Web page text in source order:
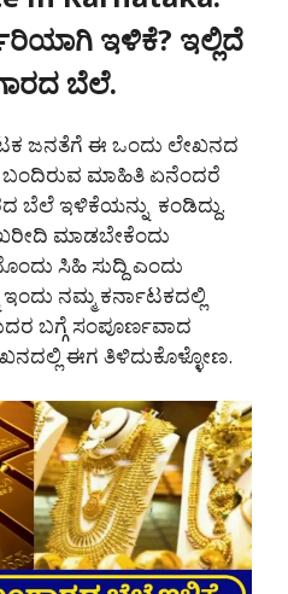
ಇಳಿಕೆ? ಇಲ್ಲಿದೆ
ಬೆಲೆ.
ಜನತೆಗೆ ಈ ಒಂದು ಲೇಖನದ
ಮಾಹಿತಿ ಏನೆಂದರೆ
ಬೆಲೆ ಇಳಿಕೆಯನ್ನು ಕಂಡಿದ್ದು.
ಮಾಡಬೇಕೆಂದು
ಸಿಹಿ ಸುದ್ದಿ ಎಂದು
ನಮ್ಮ ಕರ್ನಾಟಕದಲ್ಲಿ
ಬಗ್ಗೆ ಸಂಪೂರ್ಣವಾದ
ಈಗ ತಿಳಿದುಕೊಳ್ಳೋಣ.